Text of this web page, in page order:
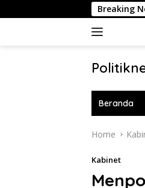
to
Breaking
Kg Ekstasi, Proses Hukum
Beranda
Home
Kabinet